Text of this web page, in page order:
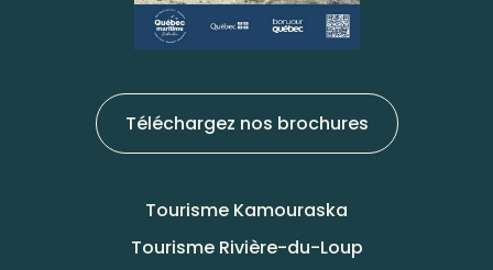
Téléchargez nos brochures
Tourisme Kamouraska
Tourisme Rivière-du-Loup